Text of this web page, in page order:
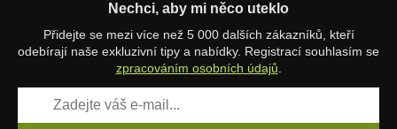
Nechci, aby mi něco uteklo
Přidejte se mezi více než 5 000 dalších zákazníků, kteří
odebírají naše exkluzivní tipy a nabídky. Registrací souhlasím se
zpracováním osobních údajů